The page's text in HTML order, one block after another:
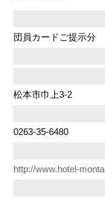
団員カードご提示分
松本市巾上3-2
0263-35-6480
http://www.hotel-